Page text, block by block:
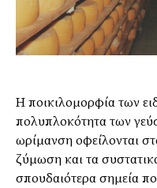
Η ποικιλομορφία των
πολυπλοκότητα των
ωρίμανση οφείλονται
ζύμωση και τα
σπουδαιότερα σημεία